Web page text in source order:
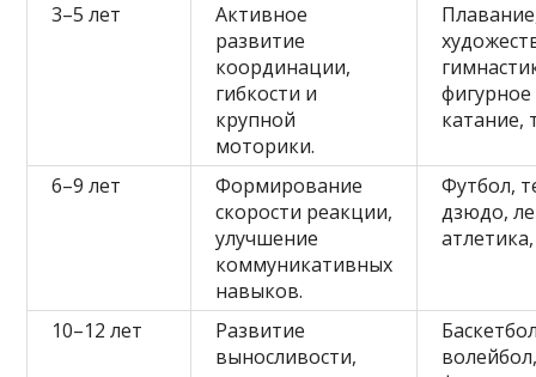
3–5 лет
Активное
развитие
координации,
гибкости и
крупной
моторики.
фигурное
катание,
6–9 лет
Формирование
скорости реакции,
улучшение
коммуникативных
навыков.
Футбол,
дзюдо,
10–12 лет
Развитие
выносливости,